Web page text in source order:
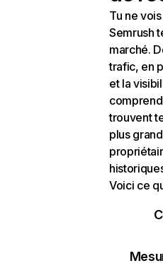
Tu ne
Semrush
marché.
trafic, en
et la
trouvent
plus
Voici ce